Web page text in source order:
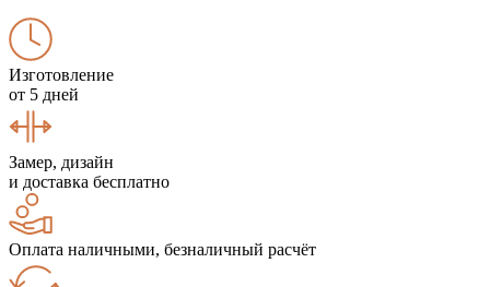
Изготовление
от 5 дней
Замер, дизайн
и доставка бесплатно
Оплата наличными, безналичный расчёт